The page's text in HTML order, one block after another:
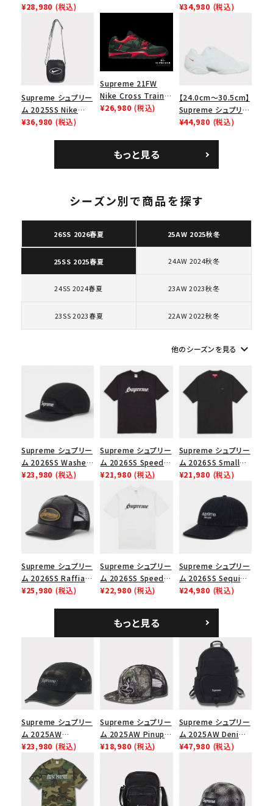
人気ワード
ショルダー・ウエストバッグ
ボックスロゴ ブラックスウェット
シーズンから探す
並び順
価格から探す
円 ～
在庫のない商品を表示する
絞り込んで検索する
Force 1 Low シュプ
リーム ナイキエアフォ
ース１スニーカー シ
ューズ ホワイト
¥28,980 (税込)
SB Air Max 2 CB 94
¥34,980 (税込)
Supreme シュプリー
ム 2025SS Nike
Leather Shoulder
¥36,980 (税込)
Supreme 21FW
Nike Cross Trainer
Low ナイキクロスト
¥26,980 (税込)
【24.0cm～30.5cm】
Supreme シュプリー
ム 2023AW Nike
カー ホワイト 白
¥44,980 (税込)
もっと見る
シーズン別で商品を探す
26SS 2026春夏 25AW 2025秋冬
25SS 2025春夏 24AW 2024秋冬
24SS 2024春夏 23AW 2023秋冬
23SS 2023春夏 22AW 2022秋冬
他のシーズンを見る keyboard_arrow_down
Supreme シュプリー
ム 2026SS Washed
Chino Twill Camp
ノツイル キャンプキャ
ップ ブラック
¥23,980 (税込)
Supreme シュプリー
ム 2026SS Speed
Tee スピードTシャツ
¥21,980 (税込)
Supreme シュプリー
ム 2026SS Small
Box Tee スモールボ
¥21,980 (税込)
Supreme シュプリー
ム 2026SS Raffia
Mesh Back 5-Panel
¥25,980 (税込)
Supreme シュプリー
ム 2026SS Speed
Tee スピードTシャツ
¥22,980 (税込)
Supreme シュプリー
ム 2026SS Sequin
Denim Classic
シックロゴ 6パネルキ
ャップ ブラック
¥24,980 (税込)
もっと見る
Supreme シュプリー
ム 2025AW
Overdyed Camp
Cap オーバーダイド
キャンプキャップ ブ
ラック
¥23,980 (税込)
Supreme シュプリー
ム 2025AW Pinup
Mesh Back 5-Panel
ュバック 5パネルキャ
ップ トゥルーティン
バーHTC フォールカ
¥18,980 (税込)
Supreme シュプリー
ム 2025AW Denim
Backpack デニム バ
¥47,980 (税込)